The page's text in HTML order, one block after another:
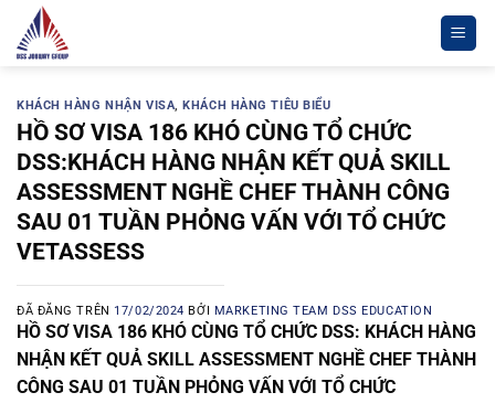
Chuyển
đến
dungKHÁCH HÀNG NHẬN VISA,KHÁCH HÀNG TIÊU BIỂU
HỒ SƠ VISA 186 KHÓ CÙNG TỔ CHỨC
DSS:KHÁCH HÀNG NHẬN KẾT QUẢ SKILL
ASSESSMENT NGHỀ CHEF THÀNH CÔNG
SAU 01 TUẦN PHỎNG VẤN VỚI TỔ CHỨC
VETASSESS
ĐÃ ĐĂNG TRÊN 17/02/2024 BỞI MARKETING TEAM DSS EDUCATION
HỒ SƠ VISA 186 KHÓ CÙNG TỔ CHỨC DSS: KHÁCH HÀNG
NHẬN KẾT QUẢ SKILL ASSESSMENT NGHỀ CHEF THÀNH
CÔNG SAU 01 TUẦN PHỎNG VẤN VỚI TỔ CHỨC